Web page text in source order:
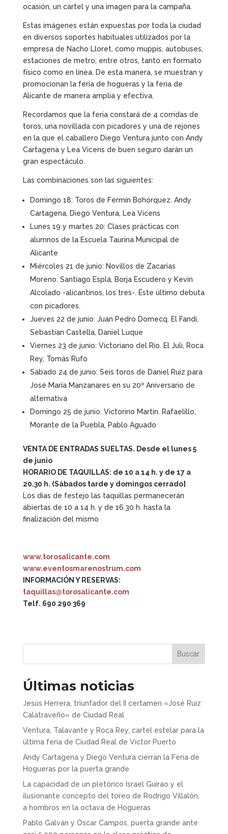
ocasión, un cartel y una imagen para la campaña.
Estas imágenes están expuestas por toda la ciudad
en diversos soportes habituales utilizados por la
empresa de Nacho Lloret, como muppis, autobuses,
estaciones de metro, entre otros, tanto en formato
físico como en línea. De esta manera, se muestran y
promocionan la feria de hogueras y la feria de
Alicante de manera amplia y efectiva.
Recordamos que la feria constará de 4 corridas de
toros, una novillada con picadores y una de rejones
en la que el caballero Diego Ventura junto con Andy
Cartagena y Lea Vicens de buen seguro darán un
gran espectáculo.
Las combinaciones son las siguientes:
Domingo 18: Toros de Fermín Bohórquez. Andy
Cartagena, Diego Ventura, Lea Vicens
Lunes 19 y martes 20: Clases prácticas con
alumnos de la Escuela Taurina Municipal de
Alicante
Miércoles 21 de junio: Novillos de Zacarías
Moreno. Santiago Esplá, Borja Escudero y Kevin
Alcolado -alicantinos, los tres-. Éste último debuta
con picadores.
Jueves 22 de junio: Juan Pedro Domecq. El Fandi,
Sebastian Castella, Daniel Luque
Viernes 23 de junio: Victoriano del Río. El Juli, Roca
Rey, Tomás Rufo
Sábado 24 de junio: Seis toros de Daniel Ruiz para
José María Manzanares en su 20º Aniversario de
alternativa
Domingo 25 de junio: Victorino Martín. Rafaelillo,
Morante de la Puebla, Pablo Aguado
VENTA DE ENTRADAS SUELTAS. Desde el lunes 5
de junio
HORARIO DE TAQUILLAS: de 10 a 14 h. y de 17 a
20.30 h. (Sábados tarde y domingos cerrado]
Los dias de festejo las taquillas permanecerán
abiertas de 10 a 14 h. y de 16.30 h. hasta la
finalización del mismo
www.torosalicante.com
www.eventosmarenostrum.com
INFORMACIÓN Y RESERVAS:
taquillas@torosalicante.com
Telf. 690 290 369
Buscar
Últimas noticias
Jesús Herrera, triunfador del II certamen «José Ruiz
Calatraveño» de Ciudad Real
Ventura, Talavante y Roca Rey, cartel estelar para la
última feria de Ciudad Real de Víctor Puerto
Andy Cartagena y Diego Ventura cierran la Feria de
Hogueras por la puerta grande
La capacidad de un pletórico Israel Guirao y el
ilusionante concepto del toreo de Rodrigo Villalón,
a hombros en la octava de Hogueras
Pablo Galván y Óscar Campos, puerta grande ante